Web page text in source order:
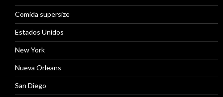
Comida supersize
Estados Unidos
New York
Nueva Orleans
San Diego